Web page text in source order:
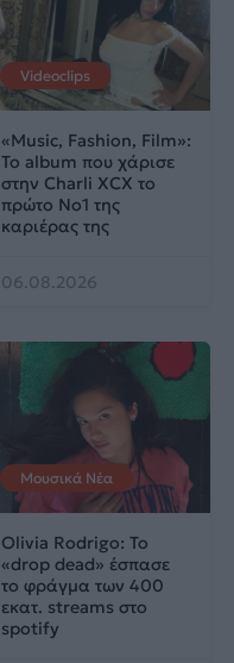
Videoclips
«Music, Fashion, Film»:
Το album που χάρισε
στην Charli XCX το
πρώτο No1 της
καριέρας της
06.08.2026
Μουσικά Νέα
Olivia Rodrigo: To
«drop dead» έσπασε
το φράγμα των 400
εκατ. streams στο
spotify